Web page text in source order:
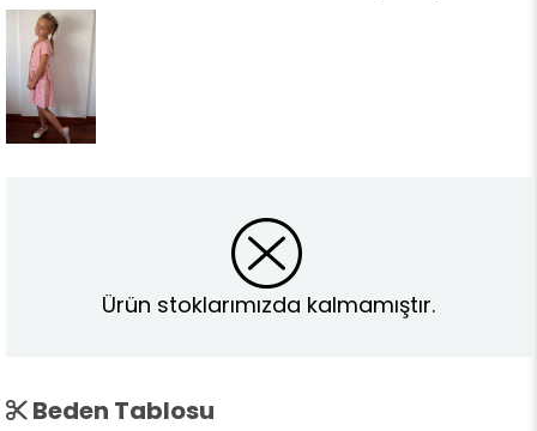
Ürün stoklarımızda kalmamıştır.
Beden Tablosu